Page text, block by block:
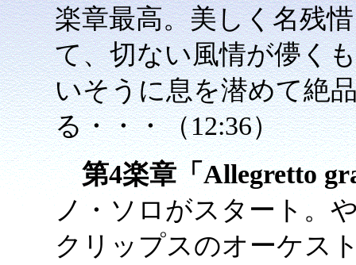
楽章最高。美しく名残
て、切ない風情が儚く
いそうに息を潜めて絶
る・・・（12:36）
第4楽章「Allegretto
ノ・ソロがスタート。
クリップスのオーケス